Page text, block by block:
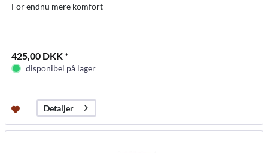
For endnu mere komfort
425,00 DKK *
disponibel på lager
Detaljer